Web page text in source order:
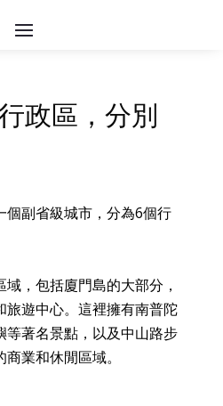
政區，分別
個副省級城市，分為6個行
，包括廈門島的大部分，
旅遊中心。這裡擁有南普陀
等著名景點，以及中山路步
業和休閒區域。